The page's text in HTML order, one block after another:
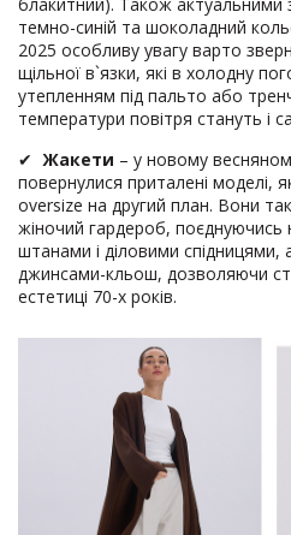
темно-синій та шоколадний
2025 особливу увагу варто
щільної в`язки, які в холодну
утепленням під пальто або
температури повітря стануть і
✔ Жакети – у новому
повернулися приталені моделі,
oversize на другий план. Вони
жіночий гардероб,
штанами і діловими
джинсами-кльош, дозволяючи
естетиці 70-х років.